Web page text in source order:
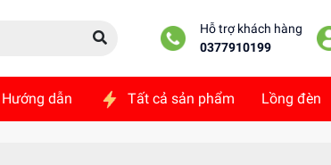
Hỗ trợ khách hàng
0377910199
Hướng dẫn Tất cả sản phẩm Lồng đèn